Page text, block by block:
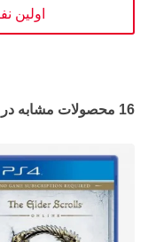
اولین
16 محصولات مشابه در شاخه های مختلف: